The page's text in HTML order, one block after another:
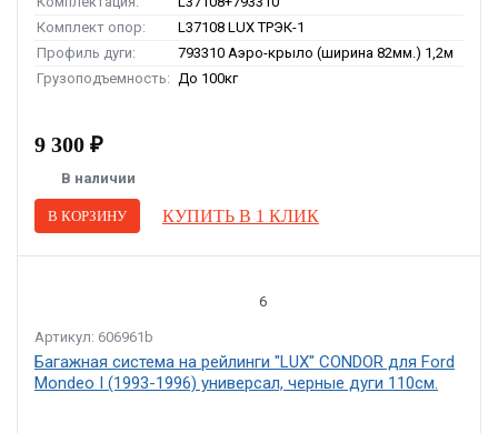
Комплект опор:
L37108 LUX ТРЭК-1
Профиль дуги:
793310 Аэро-крыло (ширина 82мм.) 1,2м
Грузоподъемность: До 100кг
9 300 ₽
В наличии
В КОРЗИНУ КУПИТЬ В 1 КЛИК
6
Артикул: 606961b
Багажная система на рейлинги "LUX" CONDOR для Ford
Mondeo I (1993-1996) универсал, черные дуги 110см.